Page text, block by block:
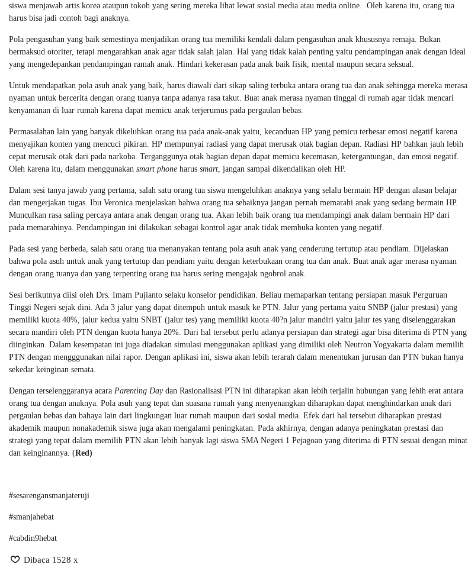
siswa menjawab artis korea ataupun tokoh yang sering mereka lihat lewat sosial media atau media online. Oleh karena itu, orang tua
harus bisa jadi contoh bagi anaknya.
Pola pengasuhan yang baik semestinya menjadikan orang tua memiliki kendali dalam pengasuhan anak khususnya remaja. Bukan
bermaksud otoriter, tetapi mengarahkan anak agar tidak salah jalan. Hal yang tidak kalah penting yaitu pendampingan anak dengan ideal
yang mengedepankan pendampingan ramah anak. Hindari kekerasan pada anak baik fisik, mental maupun secara seksual.
Untuk mendapatkan pola asuh anak yang baik, harus diawali dari sikap saling terbuka antara orang tua dan anak sehingga mereka merasa
nyaman untuk bercerita dengan orang tuanya tanpa adanya rasa takut. Buat anak merasa nyaman tinggal di rumah agar tidak mencari
kenyamanan di luar rumah karena dapat memicu anak terjerumus pada pergaulan bebas.
Permasalahan lain yang banyak dikeluhkan orang tua pada anak-anak yaitu, kecanduan HP yang pemicu terbesar emosi negatif karena
menyajikan konten yang mencuci pikiran. HP mempunyai radiasi yang dapat merusak otak bagian depan. Radiasi HP bahkan jauh lebih
cepat merusak otak dari pada narkoba. Terganggunya otak bagian depan dapat memicu kecemasan, ketergantungan, dan emosi negatif.
Oleh karena itu, dalam menggunakan smart phone harus smart , jangan sampai dikendalikan oleh HP.
Dalam sesi tanya jawab yang pertama, salah satu orang tua siswa mengeluhkan anaknya yang selalu bermain HP dengan alasan belajar
dan mengerjakan tugas. Ibu Veronica menjelaskan bahwa orang tua sebaiknya jangan pernah memarahi anak yang sedang bermain HP.
Munculkan rasa saling percaya antara anak dengan orang tua. Akan lebih baik orang tua mendampingi anak dalam bermain HP dari
pada memarahinya. Pendampingan ini dilakukan sebagai kontrol agar anak tidak membuka konten yang negatif.
Pada sesi yang berbeda, salah satu orang tua menanyakan tentang pola asuh anak yang cenderung tertutup atau pendiam. Dijelaskan
bahwa pola asuh untuk anak yang tertutup dan pendiam yaitu dengan keterbukaan orang tua dan anak. Buat anak agar merasa nyaman
dengan orang tuanya dan yang terpenting orang tua harus sering mengajak ngobrol anak.
Sesi berikutnya diisi oleh Drs. Imam Pujianto selaku konselor pendidikan. Beliau memaparkan tentang persiapan masuk Perguruan
Tinggi Negeri sejak dini. Ada 3 jalur yang dapat ditempuh untuk masuk ke PTN. Jalur yang pertama yaitu SNBP (jalur prestasi) yang
memiliki kuota 40%, jalur kedua yaitu SNBT (jalur tes) yang memiliki kuota 40?n jalur mandiri yaitu jalur tes yang diselenggarakan
secara mandiri oleh PTN dengan kuota hanya 20%. Dari hal tersebut perlu adanya persiapan dan strategi agar bisa diterima di PTN yang
diinginkan. Dalam kesempatan ini juga diadakan simulasi menggunakan aplikasi yang dimiliki oleh Neutron Yogyakarta dalam memilih
PTN dengan mengggunakan nilai rapor. Dengan aplikasi ini, siswa akan lebih terarah dalam menentukan jurusan dan PTN bukan hanya
sekedar keinginan semata.
Dengan terselenggaranya acara Parenting Daydan Rasionalisasi PTN ini diharapkan akan lebih terjalin hubungan yang lebih erat antara
orang tua dengan anaknya. Pola asuh yang tepat dan suasana rumah yang menyenangkan diharapkan dapat menghindarkan anak dari
pergaulan bebas dan bahaya lain dari lingkungan luar rumah maupun dari sosial media. Efek dari hal tersebut diharapkan prestasi
akademik maupun nonakademik siswa juga akan mengalami peningkatan. Pada akhirnya, dengan adanya peningkatan prestasi dan
strategi yang tepat dalam memilih PTN akan lebih banyak lagi siswa SMA Negeri 1 Pejagoan yang diterima di PTN sesuai dengan minat
dan keinginannya. (Red)
#sesarengansmanjateruji
#smanjahebat
#cabdin9hebat
Dibaca 1528 x